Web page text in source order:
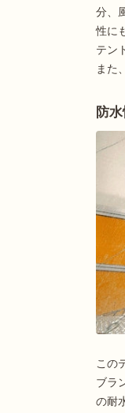
分、
性に
テン
また
防
この
ブラ
の耐